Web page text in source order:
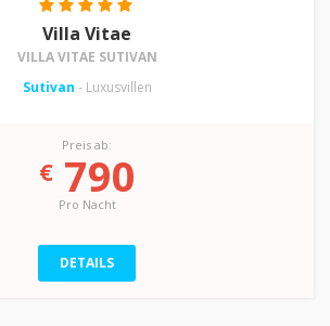
Villa Vitae
VILLA VITAE SUTIVAN
Sutivan - Luxusvillen
Preis ab:
€790
Pro Nacht
DETAILS